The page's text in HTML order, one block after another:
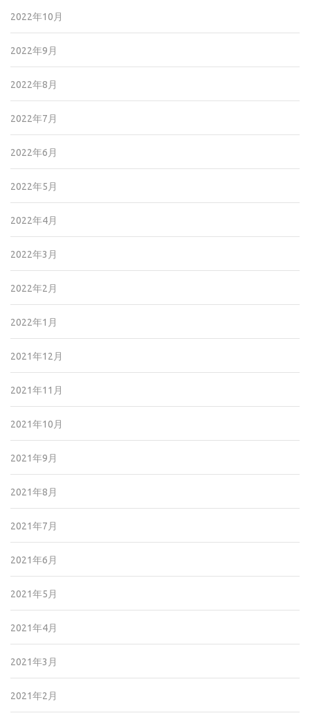
2022年10月
2022年9月
2022年8月
2022年7月
2022年6月
2022年5月
2022年4月
2022年3月
2022年2月
2022年1月
2021年12月
2021年11月
2021年10月
2021年9月
2021年8月
2021年7月
2021年6月
2021年5月
2021年4月
2021年3月
2021年2月